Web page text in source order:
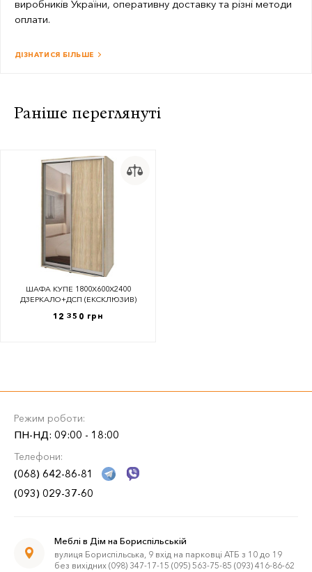
виробників України, оперативну доставку та різні методи
оплати.
ДІЗНАТИСЯ БІЛЬШЕ
Раніше переглянуті
ШАФА КУПЕ 1800Х600Х2400
ДЗЕРКАЛО+ДСП (ЕКСКЛЮЗИВ)
12 350 грн
Режим роботи:
ПН-НД: 09:00 - 18:00
Телефони:
(068) 642-86-81
(093) 029-37-60
Меблі в Дім на Бориспільській
вулиця Бориспільська, 9 вхід на парковці АТБ з 10 до 19
без вихідних (098) 347-17-15 (095) 563-75-85 (093) 416-86-62